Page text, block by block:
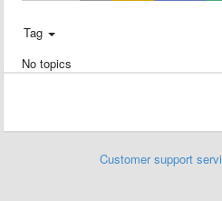
Tag
No topics
Customer support